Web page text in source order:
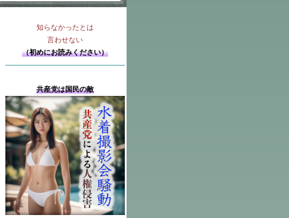
知らなかったとは
言わせない
（初めにお読みください）
共産党は国民の敵